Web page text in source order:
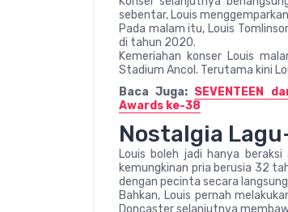
sebentar, Louis
Pada malam itu, Louis
di tahun 2020.
Kemeriahan konser Louis
Stadium Ancol. Terutama kini
Baca Juga: SEVENTEEN
Awards ke-38
Nostalgia
Louis boleh jadi hanya
kemungkinan pria berusia 32
dengan pecinta secara
Bahkan, Louis pernah
Doncaster selanjutnya